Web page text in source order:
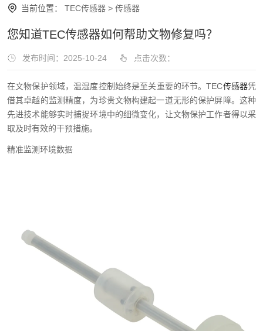
当前位置： TEC传感器 > 传感器
您知道TEC传感器如何帮助文物修复吗？
发布时间：2025-10-24 点击次数：
在文物保护领域，温湿度控制始终是至关重要的环节。TEC传感器凭
借其卓越的监测精度，为珍贵文物构建起一道无形的保护屏障。这种
先进技术能够实时捕捉环境中的细微变化，让文物保护工作者得以采
取及时有效的干预措施。
精准监测环境数据